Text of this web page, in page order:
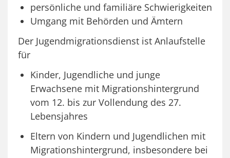
persönliche und familiäre Schwierigkeiten
Umgang mit Behörden und Ämtern
Der Jugendmigrationsdienst ist Anlaufstelle
für
Kinder, Jugendliche und junge
Erwachsene mit Migrationshintergrund
vom 12. bis zur Vollendung des 27.
Lebensjahres
Eltern von Kindern und Jugendlichen mit
Migrationshintergrund, insbesondere bei